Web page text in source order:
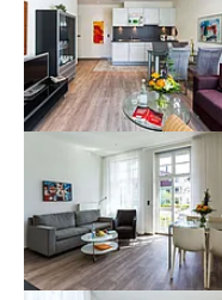
Show larger version for: